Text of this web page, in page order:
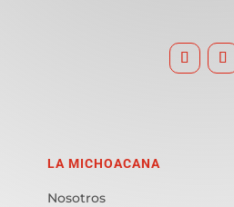
LA MICHOACANA
Nosotros